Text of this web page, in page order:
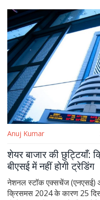
Anuj Kumar
शेयर बाजार की
बीएसई में नहीं होगी ट्रेडिंग
नेशनल स्टॉक एक्सचेंज (एनएसई)
क्रिसमस 2024 के कारण 25